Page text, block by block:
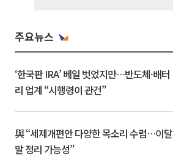
주요뉴스
‘한국판 IRA’ 베일 벗었지만…반도체·배터
리 업계 “시행령이 관건”
與 “세제개편안 다양한 목소리 수렴…이달
말 정리 가능성”